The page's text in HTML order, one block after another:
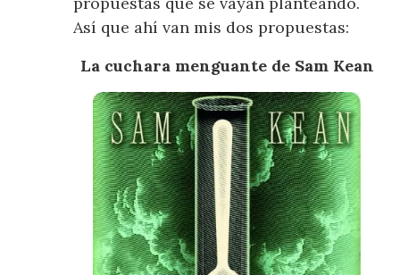
Así que ahí van mis dos propuestas:
La cuchara menguante de Sam Kean